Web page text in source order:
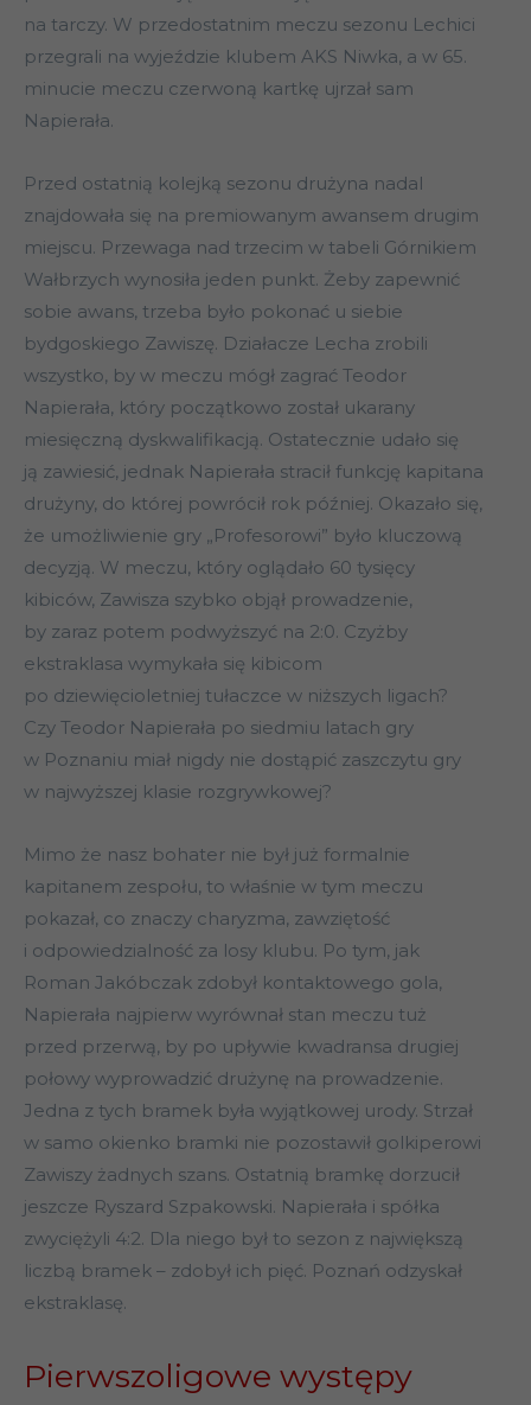
na tarczy. W przedostatnim meczu sezonu Lechici
przegrali na wyjeździe klubem AKS Niwka, a w 65.
minucie meczu czerwoną kartkę ujrzał sam
Napierała.
Przed ostatnią kolejką sezonu drużyna nadal
znajdowała się na premiowanym awansem drugim
miejscu. Przewaga nad trzecim w tabeli Górnikiem
Wałbrzych wynosiła jeden punkt. Żeby zapewnić
sobie awans, trzeba było pokonać u siebie
bydgoskiego Zawiszę. Działacze Lecha zrobili
wszystko, by w meczu mógł zagrać Teodor
Napierała, który początkowo został ukarany
miesięczną dyskwalifikacją. Ostatecznie udało się
ją zawiesić, jednak Napierała stracił funkcję kapitana
drużyny, do której powrócił rok później. Okazało się,
że umożliwienie gry „Profesorowi” było kluczową
decyzją. W meczu, który oglądało 60 tysięcy
kibiców, Zawisza szybko objął prowadzenie,
by zaraz potem podwyższyć na 2:0. Czyżby
ekstraklasa wymykała się kibicom
po dziewięcioletniej tułaczce w niższych ligach?
Czy Teodor Napierała po siedmiu latach gry
w Poznaniu miał nigdy nie dostąpić zaszczytu gry
w najwyższej klasie rozgrywkowej?
Mimo że nasz bohater nie był już formalnie
kapitanem zespołu, to właśnie w tym meczu
pokazał, co znaczy charyzma, zawziętość
i odpowiedzialność za losy klubu. Po tym, jak
Roman Jakóbczak zdobył kontaktowego gola,
Napierała najpierw wyrównał stan meczu tuż
przed przerwą, by po upływie kwadransa drugiej
połowy wyprowadzić drużynę na prowadzenie.
Jedna z tych bramek była wyjątkowej urody. Strzał
w samo okienko bramki nie pozostawił golkiperowi
Zawiszy żadnych szans. Ostatnią bramkę dorzucił
jeszcze Ryszard Szpakowski. Napierała i spółka
zwyciężyli 4:2. Dla niego był to sezon z największą
liczbą bramek – zdobył ich pięć. Poznań odzyskał
ekstraklasę.
Pierwszoligowe występy